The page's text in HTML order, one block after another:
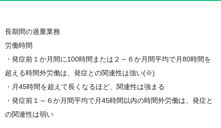
長期間の過重業務
労働時間
・発症前１か月間に100時間または２～６か月間平均で月80時間を
超える時間外労働は、発症との関連性は強い(※)
・月45時間を超えて長くなるほど、関連性は強まる
・発症前１～６か月間平均で月45時間以内の時間外労働は、発症と
の関連性は弱い